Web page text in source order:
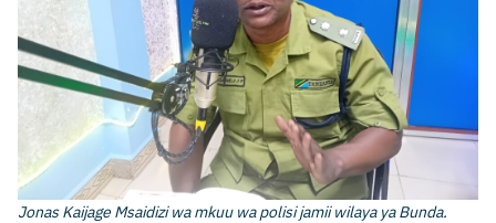
Jonas Kaijage Msaidizi wa mkuu wa polisi jamii wilaya ya Bunda.